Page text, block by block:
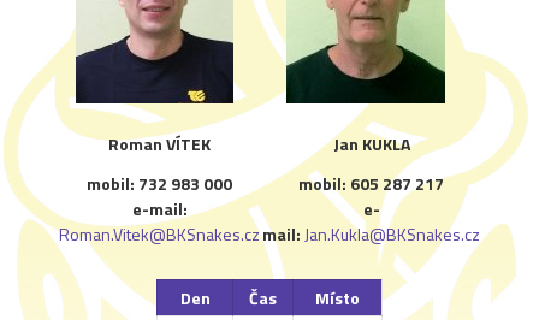
Roman VÍTEK
Jan KUKLA
mobil: 732 983 000
e-mail:
Roman.Vitek@BKSnakes.cz
mobil: 605 287 217
e-
mail: Jan.Kukla@BKSnakes.cz
Den Čas
Místo